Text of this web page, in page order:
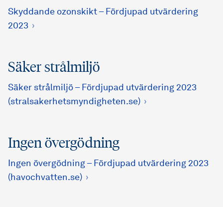
Skyddande ozonskikt – Fördjupad utvärdering
2023
Säker strålmiljö
Säker strålmiljö – Fördjupad utvärdering 2023
(stralsakerhetsmyndigheten.se)
Ingen övergödning
Ingen övergödning – Fördjupad utvärdering 2023
(havochvatten.se)